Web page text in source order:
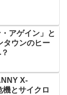
アゲイン」と
タウンのヒー
X-
機とサイクロ